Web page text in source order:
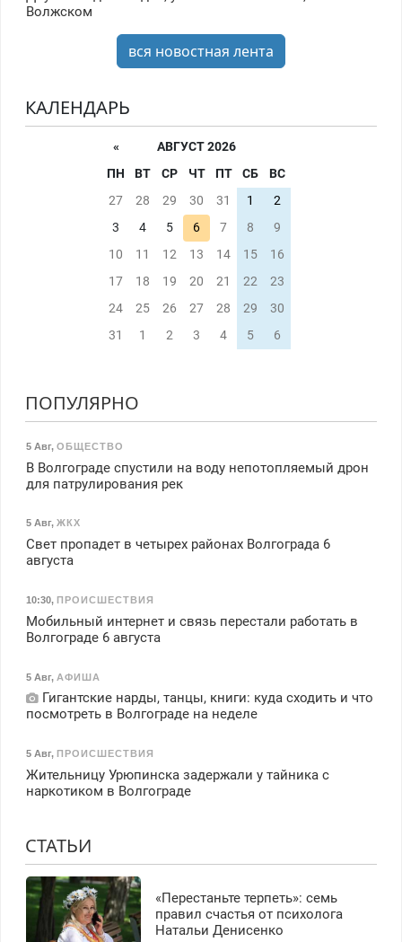
Волжском
вся новостная лента
КАЛЕНДАРЬ
«
АВГУСТ 2026
ПН
ВТ СР ЧТ ПТ СБ
ВС
27
28 29 30 31 1
2
3
4 5 6 7 8
9
10
11 12 13 14 15
16
17
18 19 20 21 22
23
24
25 26 27 28 29
30
31
1 2 3 4 5 6
ПОПУЛЯРНО
5 Авг, ОБЩЕСТВО
В Волгограде спустили на воду непотопляемый дрон
для патрулирования рек
5 Авг, ЖКХ
Свет пропадет в четырех районах Волгограда 6
августа
10:30, ПРОИСШЕСТВИЯ
Мобильный интернет и связь перестали работать в
Волгограде 6 августа
5 Авг, АФИША
Гигантские нарды, танцы, книги: куда сходить и что
посмотреть в Волгограде на неделе
5 Авг, ПРОИСШЕСТВИЯ
Жительницу Урюпинска задержали у тайника с
наркотиком в Волгограде
СТАТЬИ
«Перестаньте терпеть»: семь
правил счастья от психолога
Натальи Денисенко